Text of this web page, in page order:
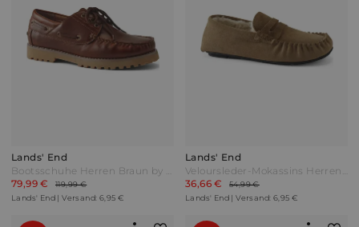
Lands' End
Bootsschuhe Herren Braun by Lands' End
79,99 €
119,99 €
Lands' End | Versand: 6,95 €
Lands' End
Veloursleder-Mokassins Herren Braun by Lands' End
36,66 €
54,99 €
Lands' End | Versand: 6,95 €